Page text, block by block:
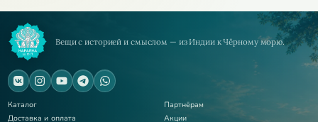
Вещи с историей и смыслом — из Индии к Чёрному морю.
Каталог
Партнёрам
Доставка и оплата
Акции